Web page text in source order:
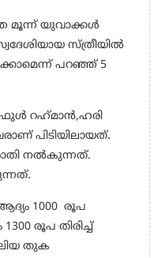
മൂന്ന് യുവാക്കള്‍
സ്ത്രീയില്‍
പറഞ്ഞ് 5
റഹ്‌മാന്‍,ഹരി
പിടിയിലായത്.
നല്‍കുന്നത്.
1000 രൂപ
രൂപ തിരിച്ച്
തുക